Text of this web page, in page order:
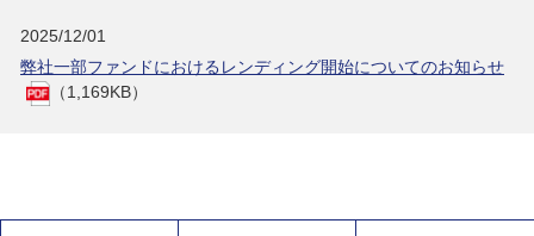
2025/12/01
弊社一部ファンドにおけるレンディング開始についてのお知らせ
（1,169KB）